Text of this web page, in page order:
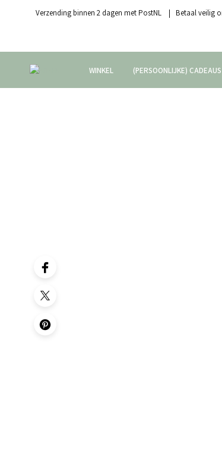
Verzending binnen 2 dagen met PostNL | Betaal
WINKEL (PERSOONLIJKE) CADEAUS